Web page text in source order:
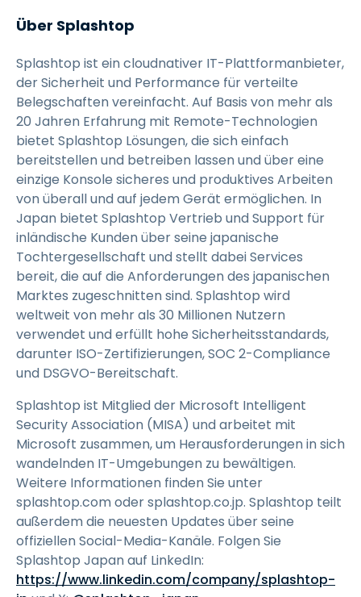
Über Splashtop
Splashtop ist ein cloudnativer IT-Plattformanbieter,
der Sicherheit und Performance für verteilte
Belegschaften vereinfacht. Auf Basis von mehr als
20 Jahren Erfahrung mit Remote-Technologien
bietet Splashtop Lösungen, die sich einfach
bereitstellen und betreiben lassen und über eine
einzige Konsole sicheres und produktives Arbeiten
von überall und auf jedem Gerät ermöglichen. In
Japan bietet Splashtop Vertrieb und Support für
inländische Kunden über seine japanische
Tochtergesellschaft und stellt dabei Services
bereit, die auf die Anforderungen des japanischen
Marktes zugeschnitten sind. Splashtop wird
weltweit von mehr als 30 Millionen Nutzern
verwendet und erfüllt hohe Sicherheitsstandards,
darunter ISO-Zertifizierungen, SOC 2-Compliance
und DSGVO-Bereitschaft.
Splashtop ist Mitglied der Microsoft Intelligent
Security Association (MISA) und arbeitet mit
Microsoft zusammen, um Herausforderungen in sich
wandelnden IT-Umgebungen zu bewältigen.
Weitere Informationen finden Sie unter
splashtop.com oder splashtop.co.jp. Splashtop teilt
außerdem die neuesten Updates über seine
offiziellen Social-Media-Kanäle. Folgen Sie
Splashtop Japan auf LinkedIn:
https://www.linkedin.com/company/splashtop-